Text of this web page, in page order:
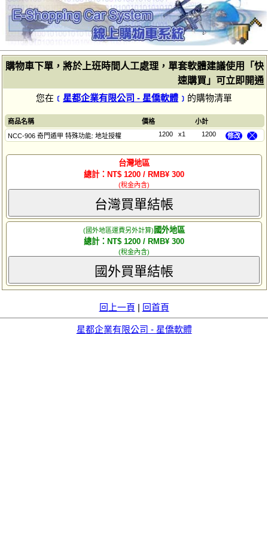
購物車下單，將於上班時間人工處理，單套軟體建議使用「快
速購買」可立即開通
您在 ﹝ 星都企業有限公司 - 星僑軟體 ﹞ 的購物清單
商品名稱 價格
小計
NCC-906 奇門遁甲 特殊功能: 地址授權
1200 x1 1200 ╳
修改
台灣地區
總計：NT$ 1200 / RMB¥ 300
(稅金內含)
台灣買單結帳
(國外地區運費另外計算) 國外地區
總計：NT$ 1200 / RMB¥ 300
(稅金內含)
國外買單結帳
回上一頁 | 回首頁
星都企業有限公司 - 星僑軟體